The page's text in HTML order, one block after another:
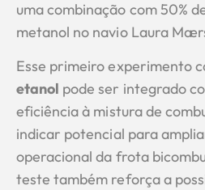
uma combinação com 50%
metanol no navio Laura
Esse primeiro experimento
etanol pode ser integrado
eficiência à mistura de
indicar potencial para
operacional da frota
teste também reforça a